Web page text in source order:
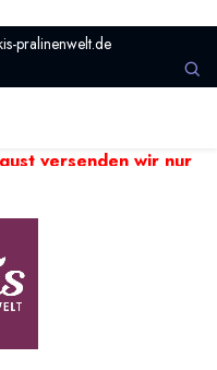
pralinenwelt.de
versenden wir nur
zu Verzögerungen
30